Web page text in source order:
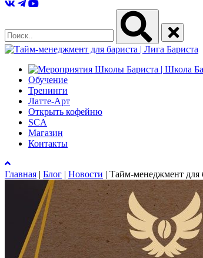
Обучение
Тренинги
Латте-Арт
Открыть кофейню
SCA
Магазин
Контакты
Главная | Блог | Новости | Тайм-менеджмент для